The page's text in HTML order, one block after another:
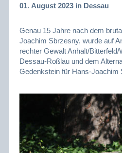
01. August 2023 in Dessau
Genau 15 Jahre nach dem
Joachim Sbrzesny, wurde auf
rechter Gewalt Anhalt/
Dessau-Roßlau und dem
Gedenkstein für Hans-Joachim